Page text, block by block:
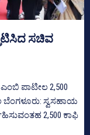
ಸಚಿವ
2,500
2,500 ಕಾಫಿ